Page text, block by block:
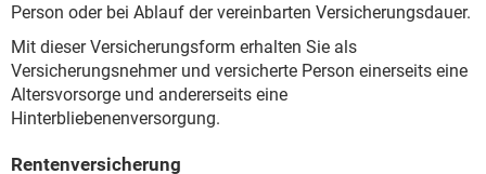
Person oder bei Ablauf der vereinbarten Versicherungsdauer.
Mit dieser Versicherungsform erhalten Sie als
Versicherungsnehmer und versicherte Person einerseits eine
Altersvorsorge und andererseits eine
Hinterbliebenenversorgung.
Rentenversicherung